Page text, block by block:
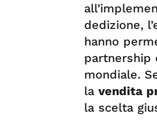
dedizione,
hanno
partnership
mondiale.
la vendita
la scelta